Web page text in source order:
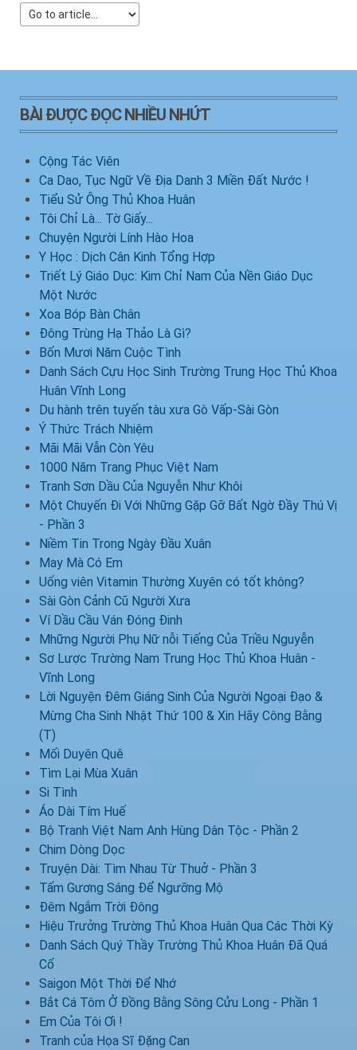
BÀI ĐƯỢC ĐỌC NHIỀU NHỨT
Cộng Tác Viên
Ca Dao, Tục Ngữ Về Địa Danh 3 Miền Đất Nước !
Tiểu Sử Ông Thủ Khoa Huân
Tôi Chỉ Là... Tờ Giấy...
Chuyện Người Lính Hào Hoa
Y Học : Dịch Cân Kinh Tổng Hợp
Triết Lý Giáo Dục: Kim Chỉ Nam Của Nền Giáo Dục
Một Nước
Xoa Bóp Bàn Chân
Đông Trùng Hạ Thảo Là Gì?
Bốn Mươi Năm Cuộc Tình
Danh Sách Cựu Học Sinh Trường Trung Học Thủ Khoa
Huân Vĩnh Long
Du hành trên tuyến tàu xưa Gò Vấp-Sài Gòn
Ý Thức Trách Nhiệm
Mãi Mãi Vẫn Còn Yêu
1000 Năm Trang Phục Việt Nam
Tranh Sơn Dầu Của Nguyễn Như Khôi
Một Chuyến Đi Với Những Gặp Gỡ Bất Ngờ Đầy Thú Vị
- Phần 3
Niềm Tin Trong Ngày Đầu Xuân
May Mà Có Em
Uống viên Vitamin Thường Xuyên có tốt không?
Sài Gòn Cảnh Cũ Người Xưa
Ví Dầu Cầu Ván Đóng Đinh
Mhững Người Phụ Nữ nỗi Tiếng Của Triều Nguyễn
Sơ Lược Trường Nam Trung Học Thủ Khoa Huân -
Vĩnh Long
Lời Nguyện Đêm Giáng Sinh Của Người Ngoại Đạo &
Mừng Cha Sinh Nhật Thứ 100 & Xin Hãy Công Bằng
(T)
Mối Duyên Quê
Tìm Lại Mùa Xuân
Si Tình
Áo Dài Tím Huế
Bộ Tranh Việt Nam Anh Hùng Dân Tộc - Phần 2
Chim Dòng Dọc
Truyện Dài: Tìm Nhau Từ Thuở - Phần 3
Tấm Gương Sáng Để Ngưỡng Mộ
Đêm Ngắm Trời Đông
Hiệu Trưởng Trường Thủ Khoa Huân Qua Các Thời Kỳ
Danh Sách Quý Thầy Trường Thủ Khoa Huân Đã Quá
Cố
Saigon Một Thời Để Nhớ
Bắt Cá Tôm Ở Đồng Bằng Sông Cửu Long - Phần 1
Em Của Tôi Ơi !
Tranh của Họa Sĩ Đặng Can